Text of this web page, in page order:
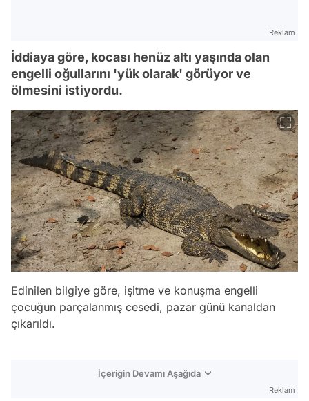
Reklam
İddiaya göre, kocası henüz altı yaşında olan
engelli oğullarını 'yük olarak' görüyor ve
ölmesini istiyordu.
Edinilen bilgiye göre, işitme ve konuşma engelli
çocuğun parçalanmış cesedi, pazar günü kanaldan
çıkarıldı.
İçeriğin Devamı Aşağıda
Reklam